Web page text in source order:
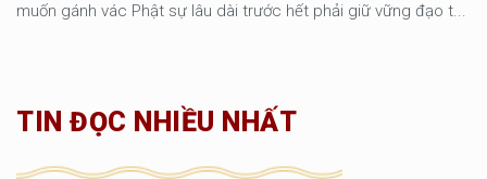
muốn gánh vác Phật sự lâu dài trước hết phải giữ vững đạo t...
TIN ĐỌC NHIỀU NHẤT